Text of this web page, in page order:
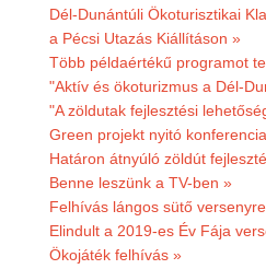
Dél-Dunántúli Ökoturisztikai
a Pécsi Utazás Kiállításon »
Több példaértékű programot
"Aktív és ökoturizmus a Dél-
"A zöldutak fejlesztési
Green projekt nyitó
Határon átnyúló zöldút
Benne leszünk a TV-ben »
Felhívás lángos sütő
Elindult a 2019-es Év Fája
Ökojáték felhívás »